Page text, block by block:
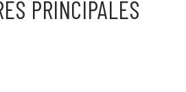
PRINCIPALES